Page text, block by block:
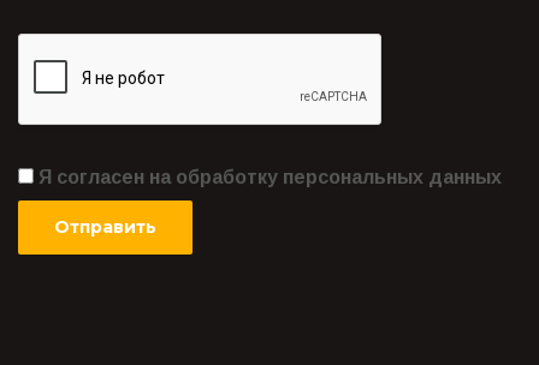
Я согласен на обработку персональных данных